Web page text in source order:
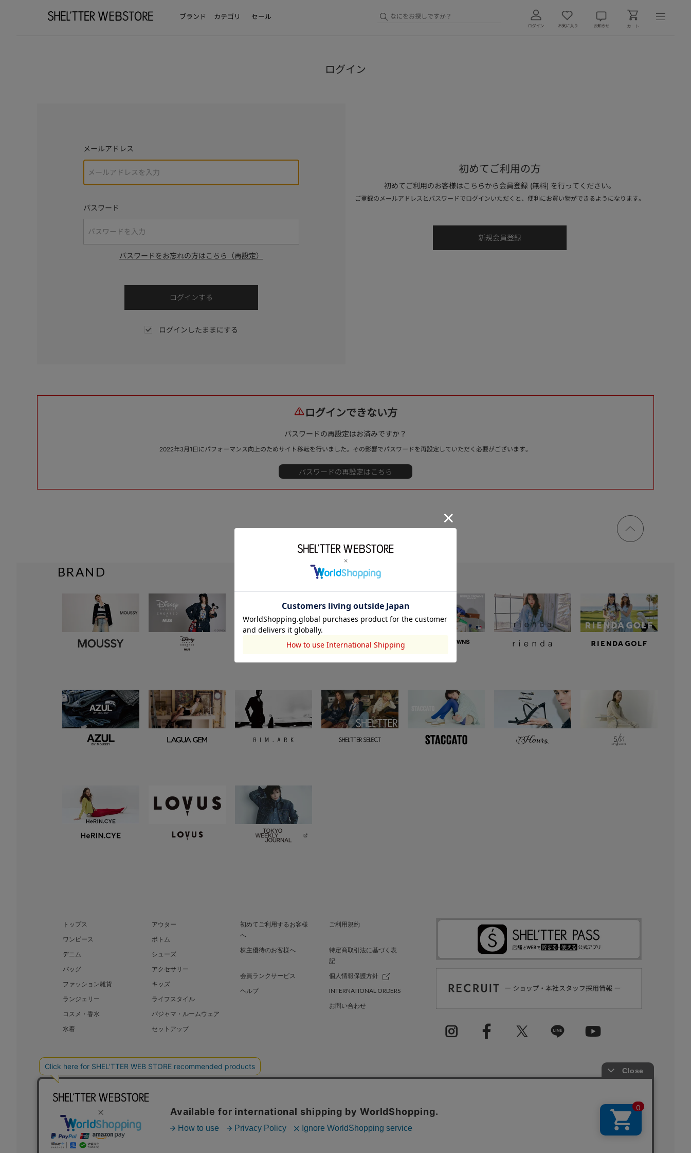
ブランド カテゴリ セール
ログイン
メールアドレス
パスワード
パスワードをお忘れの方はこちら（再設定）
ログインしたままにする
初めてご利用の方
初めてご利用のお客様はこちらから会員登録 (無料) を行ってください。
ご登録のメールアドレスとパスワードでログインいただくと、便利にお買い物ができるようになります。
ログインできない方
パスワードの再設定はお済みですか？
2022年3月1日にパフォーマンス向上のためサイト移転を行いました。その影響でパスワードを再設定していただく必要がございます。
ページ
トップ
BRAND
トップス
アウター
ワンピース
ボトム
デニム
シューズ
バッグ
アクセサリー
ファッション雑貨
キッズ
ランジェリー
ライフスタイル
コスメ・香水
パジャマ・ルームウェア
水着
セットアップ
初めてご利用するお客様
へ
ご利用規約
株主優待のお客様へ
特定商取引法に基づく表
記
会員ランクサービス
個人情報保護方針
ヘルプ
INTERNATIONAL ORDERS
お問い合わせ
BAROQUE JAPAN LIMITED SHEL’TTER GREEN 採用情報
COPYRIGHT © BAROQUE JAPAN LIMITED ALL RIGHTS RESERVED.